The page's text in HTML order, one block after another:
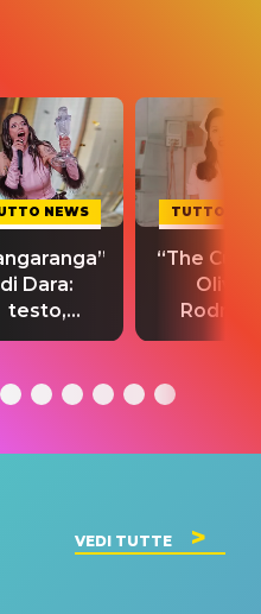
NEWS
di Dara:
testo,
e
singolo
TUTTO
“The
Olivia
testo,
VEDI TUTTE